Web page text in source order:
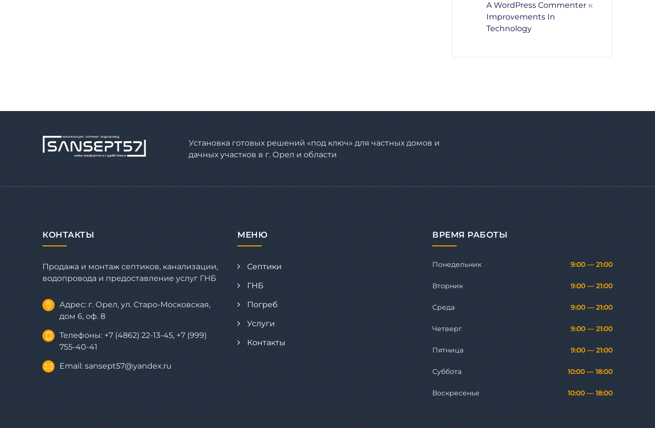
A WordPress Commenter к
Improvements In
Technology
Установка готовых решений «под ключ» для частных домов и
дачных участков в г. Орел и области
КОНТАКТЫ
Продажа и монтаж септиков, канализации,
водопровода и предоставление услуг ГНБ
Адрес: г. Орел, ул. Старо-Московская,
дом 6, оф. 8
Телефоны: +7 (4862) 22-13-45, +7 (999)
755-40-41
Email: sansept57@yandex.ru
МЕНЮ
Септики
ГНБ
Погреб
Услуги
Контакты
ВРЕМЯ РАБОТЫ
Понедельник 9:00 — 21:00
Вторник 9:00 — 21:00
Среда 9:00 — 21:00
Четверг 9:00 — 21:00
Пятница 9:00 — 21:00
Суббота 10:00 — 18:00
Воскресенье 10:00 — 18:00